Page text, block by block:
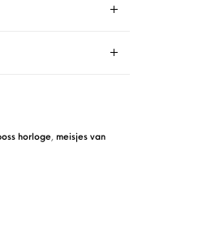
horloge, meisjes van